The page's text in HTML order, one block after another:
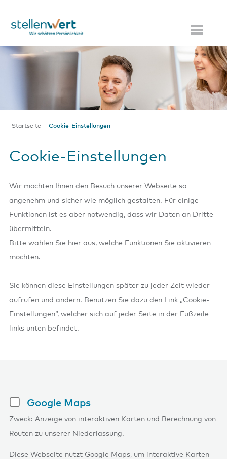
Startseite Cookie-Einstellungen
Cookie-Einstellungen
Wir möchten Ihnen den Besuch unserer Webseite so
angenehm und sicher wie möglich gestalten. Für einige
Funktionen ist es aber notwendig, dass wir Daten an Dritte
übermitteln.
Bitte wählen Sie hier aus, welche Funktionen Sie aktivieren
möchten.
Sie können diese Einstellungen später zu jeder Zeit wieder
aufrufen und ändern. Benutzen Sie dazu den Link „Cookie-
Einstellungen“, welcher sich auf jeder Seite in der Fußzeile
links unten befindet.
Google Maps
Zweck: Anzeige von interaktiven Karten und Berechnung von
Routen zu unserer Niederlassung.
Diese Webseite nutzt Google Maps, um interaktive Karten